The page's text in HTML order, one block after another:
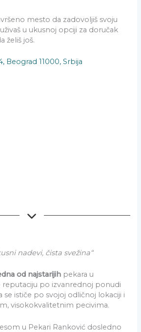
mesto da zadovoljiš svoju
u ukusnoj opciji za doručak
želiš još.
Beograd 11000, Srbija
nadevi, čista svežina“
od najstarijih pekara u
reputaciju po izvanrednoj ponudi
se ističe po svojoj odličnoj lokaciji i
visokokvalitetnim pecivima.
u Pekari Ranković dosledno